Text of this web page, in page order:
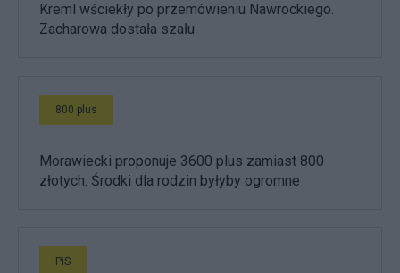
Kreml wściekły po przemówieniu Nawrockiego.
Zacharowa dostała szału
800 plus
Morawiecki proponuje 3600 plus zamiast 800
złotych. Środki dla rodzin byłyby ogromne
PiS